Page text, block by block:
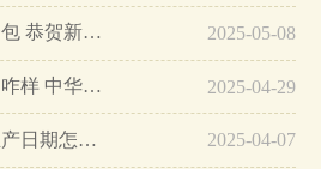
恭贺新禧香烟多少钱一包 恭贺新禧香烟价格表和图片… 2025-05-08
中华金中支好抽吗味道咋样 中华金中支口感特点介绍… 2025-04-29
南京金陵十二钗香烟生产日期怎么看 南京金陵十二钗香烟保质期… 2025-04-07